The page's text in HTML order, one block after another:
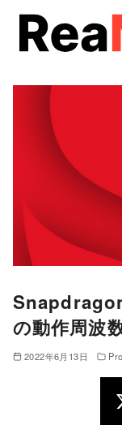
の動作周波
2022年6月13日